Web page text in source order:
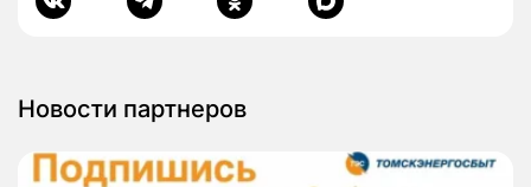
Новости партнеров